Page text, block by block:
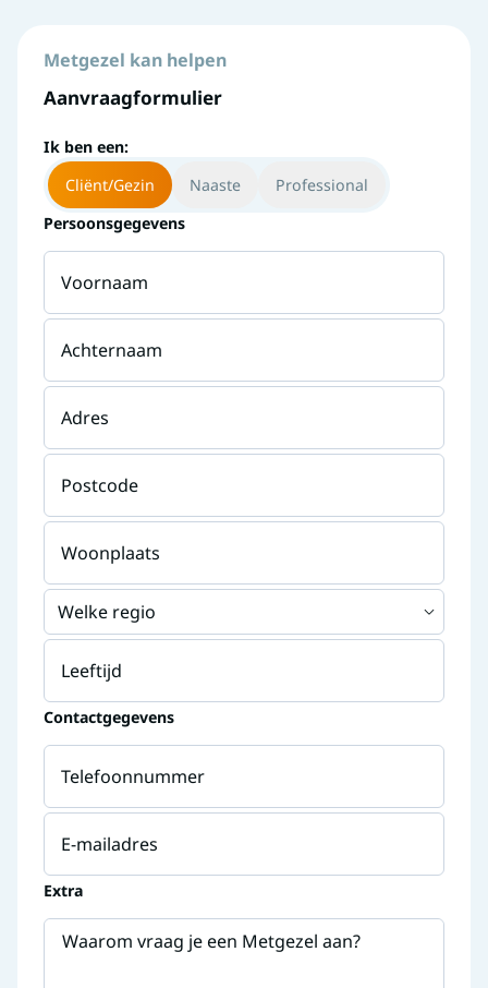
Metgezel kan helpen
Aanvraagformulier
Ik ben een:
Cliënt/Gezin
Naaste
Professional
Persoonsgegevens
Voornaam
Achternaam
Adres
Postcode
Woonplaats
Welke regio
Leeftijd
Contactgegevens
Telefoonnummer
E-mailadres
Extra
Waarom vraag je een Metgezel aan?